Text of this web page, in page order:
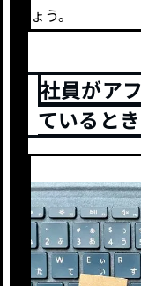
ょう。
社員がア
ていると